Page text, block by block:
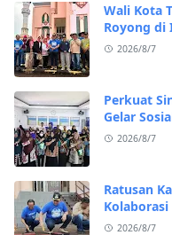
Wali Kota
Royong di
2026/8/7
Perkuat
Gelar
2026/8/7
Ratusan
2026/8/7